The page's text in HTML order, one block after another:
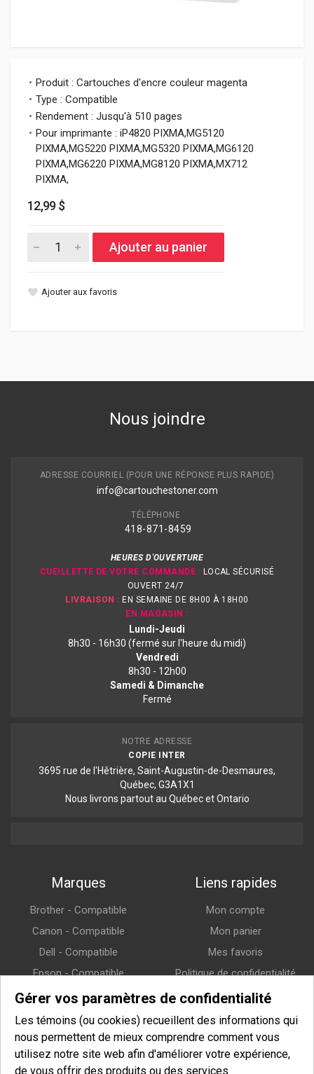
Produit : Cartouches d'encre couleur magenta
Type : Compatible
Rendement : Jusqu'à 510 pages
Pour imprimante : iP4820 PIXMA,MG5120
PIXMA,MG5220 PIXMA,MG5320 PIXMA,MG6120
PIXMA,MG6220 PIXMA,MG8120 PIXMA,MX712
PIXMA,
12,99 $
Ajouter au panier
Ajouter aux favoris
Nous joindre
ADRESSE COURRIEL (POUR UNE RÉPONSE PLUS RAPIDE)
info@cartouchestoner.com
TÉLÉPHONE
418-871 -8459
HEURES D'OUVERTURE
CUEILLETTE DE VOTRE COMMANDE : LOCAL SÉCURISÉ
OUVERT 24/7
LIVRAISON : EN SEMAINE DE 8H00 À 18H00
EN MAGASIN :
Lundi-Jeudi
8h30 - 16h30 (fermé sur l'heure du midi)
Vendredi
8h30 - 12h00
Samedi & Dimanche
Fermé
NOTRE ADRESSE
COPIE INTER
3695 rue de l'Hêtrière, Saint-Augustin-de-Desmaures,
Québec, G3A1X1
Nous livrons partout au Québec et Ontario
Marques
Brother - Compatible
Canon - Compatible
Dell - Compatible
Epson - Compatible
HP (Hewlett-Packard) -
Compatible
Lexmark - Compatible
Samsung - Compatible
Xerox - Compatible
Liens rapides
Mon compte
Mon panier
Mes favoris
Politique de confidentialité
Politique de retour
Politique de livraison
Gérer vos paramètres de confidentialité
Les témoins (ou cookies) recueillent des informations qui
nous permettent de mieux comprendre comment vous
utilisez notre site web afin d'améliorer votre expérience,
de vous offrir des produits ou des services